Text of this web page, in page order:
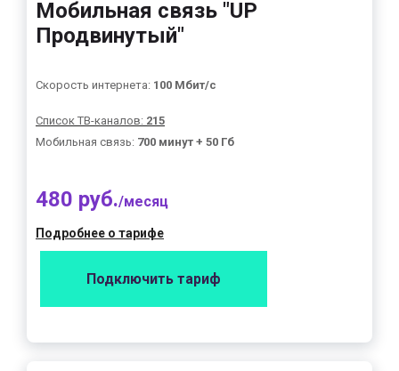
Мобильная связь "UP
Продвинутый"
Скорость интернета: 100 Мбит/с
Список ТВ-каналов: 215
Мобильная связь: 700 минут + 50 Гб
480 руб./месяц
Подробнее о тарифе
Подключить тариф